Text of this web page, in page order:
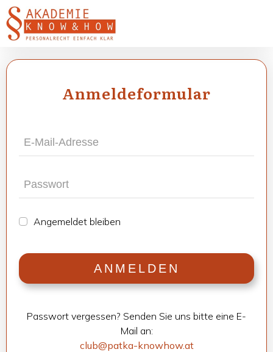
Anmel­de­for­mu­lar
Ange­mel­det blei­ben
ANMEL­DEN
Pass­wort ver­ges­sen? Sen­den Sie uns bitte eine E-
Mail an:
club@patka-knowhow.at